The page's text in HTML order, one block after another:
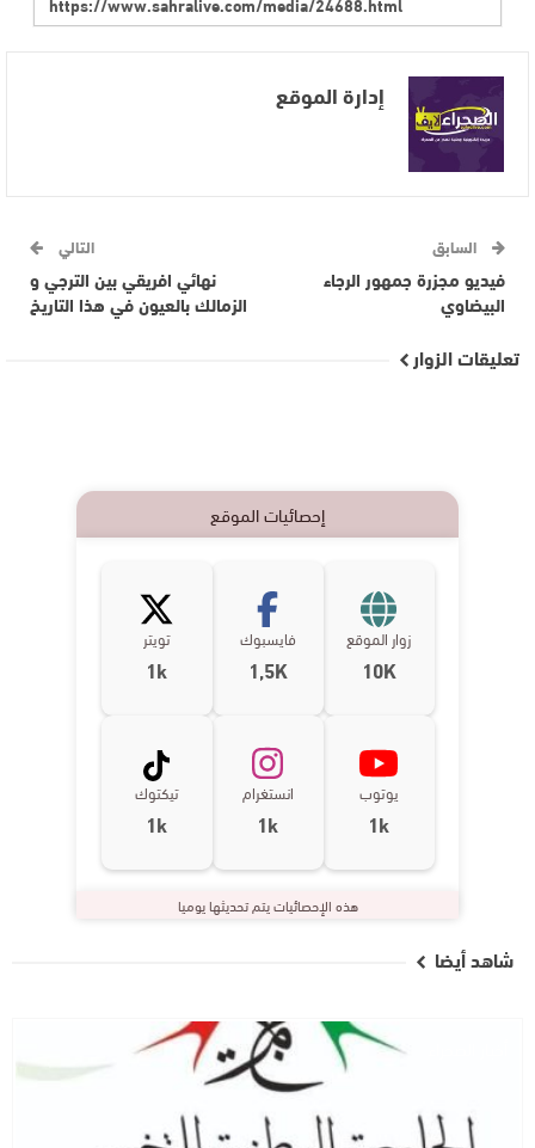
إدارة الموقع
السابق
فيديو مجزرة جمهور الرجاء
البيضاوي
التالي
نهائي افريقي بين الترجي و
الزمالك بالعيون في هذا التاريخ
تعليقات الزوار
إحصائيات الموقع
زوار الموقع
10K
فايسبوك
1,5K
تويتر
1k
يوتوب
1k
انستغرام
1k
تيكتوك
1k
هذه الإحصائيات يتم تحديثها يوميا
شاهد أيضا